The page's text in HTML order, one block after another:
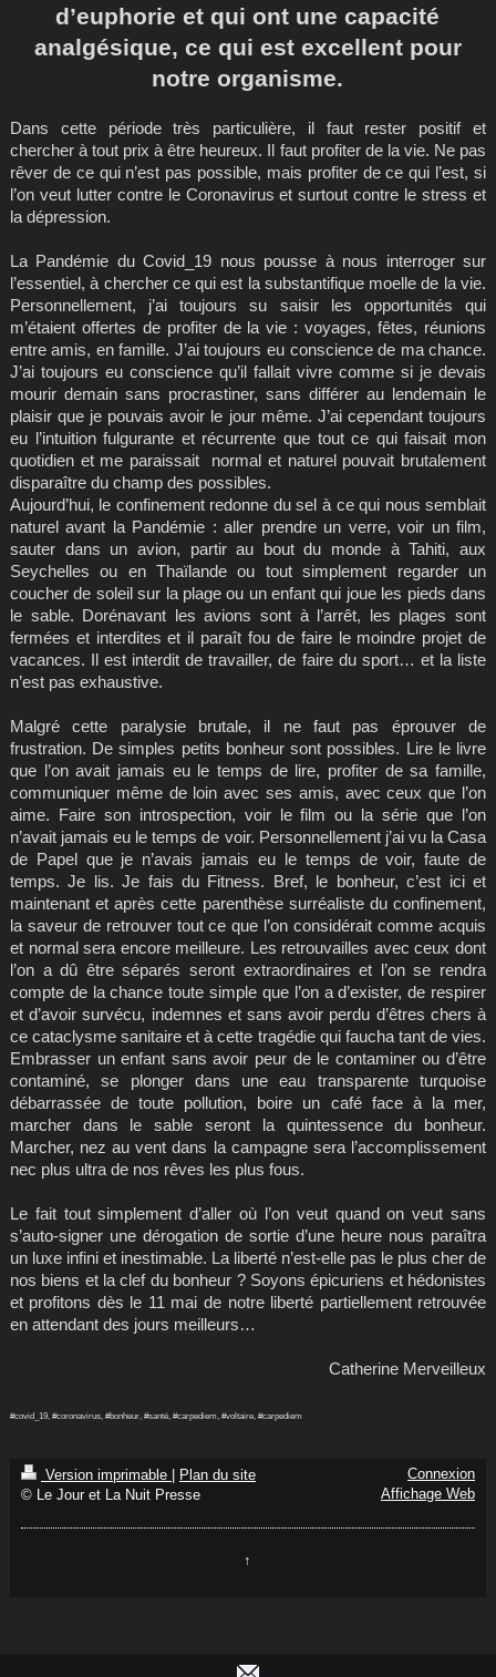
d’euphorie et qui ont une capacité
analgésique, ce qui est excellent pour
notre organisme.
Dans cette période très particulière, il faut rester positif et
chercher à tout prix à être heureux. Il faut profiter de la vie. Ne pas
rêver de ce qui n’est pas possible, mais profiter de ce qui l’est, si
l’on veut lutter contre le Coronavirus et surtout contre le stress et
la dépression.
La Pandémie du Covid_19 nous pousse à nous interroger sur
l’essentiel, à chercher ce qui est la substantifique moelle de la vie.
Personnellement, j’ai toujours su saisir les opportunités qui
m’étaient offertes de profiter de la vie : voyages, fêtes, réunions
entre amis, en famille. J’ai toujours eu conscience de ma chance.
J’ai toujours eu conscience qu’il fallait vivre comme si je devais
mourir demain sans procrastiner, sans différer au lendemain le
plaisir que je pouvais avoir le jour même. J’ai cependant toujours
eu l’intuition fulgurante et récurrente que tout ce qui faisait mon
quotidien et me paraissait normal et naturel pouvait brutalement
disparaître du champ des possibles.
Aujourd’hui, le confinement redonne du sel à ce qui nous semblait
naturel avant la Pandémie : aller prendre un verre, voir un film,
sauter dans un avion, partir au bout du monde à Tahiti, aux
Seychelles ou en Thaïlande ou tout simplement regarder un
coucher de soleil sur la plage ou un enfant qui joue les pieds dans
le sable. Dorénavant les avions sont à l’arrêt, les plages sont
fermées et interdites et il paraît fou de faire le moindre projet de
vacances. Il est interdit de travailler, de faire du sport… et la liste
n’est pas exhaustive.
Malgré cette paralysie brutale, il ne faut pas éprouver de
frustration. De simples petits bonheur sont possibles. Lire le livre
que l’on avait jamais eu le temps de lire, profiter de sa famille,
communiquer même de loin avec ses amis, avec ceux que l’on
aime. Faire son introspection, voir le film ou la série que l’on
n’avait jamais eu le temps de voir. Personnellement j’ai vu la Casa
de Papel que je n’avais jamais eu le temps de voir, faute de
temps. Je lis. Je fais du Fitness. Bref, le bonheur, c’est ici et
maintenant et après cette parenthèse surréaliste du confinement,
la saveur de retrouver tout ce que l’on considérait comme acquis
et normal sera encore meilleure. Les retrouvailles avec ceux dont
l’on a dû être séparés seront extraordinaires et l’on se rendra
compte de la chance toute simple que l’on a d’exister, de respirer
et d’avoir survécu, indemnes et sans avoir perdu d’êtres chers à
ce cataclysme sanitaire et à cette tragédie qui faucha tant de vies.
Embrasser un enfant sans avoir peur de le contaminer ou d’être
contaminé, se plonger dans une eau transparente turquoise
débarrassée de toute pollution, boire un café face à la mer,
marcher dans le sable seront la quintessence du bonheur.
Marcher, nez au vent dans la campagne sera l’accomplissement
nec plus ultra de nos rêves les plus fous.
Le fait tout simplement d’aller où l’on veut quand on veut sans
s’auto-signer une dérogation de sortie d’une heure nous paraîtra
un luxe infini et inestimable. La liberté n’est-elle pas le plus cher de
nos biens et la clef du bonheur ? Soyons épicuriens et hédonistes
et profitons dès le 11 mai de notre liberté partiellement retrouvée
en attendant des jours meilleurs…
Catherine Merveilleux
#covid_19, #coronavirus, #bonheur, #santé, #carpediem, #voltaire, #carpediem
Version imprimable
Plan du site
© Le Jour et La Nuit Presse
Connexion
Affichage Web
↑